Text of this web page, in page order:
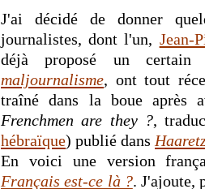
J'ai décidé de donner
journalistes, dont l'un, Jean-
déjà proposé un certain
maljournalisme, ont tout
traîné dans la boue après
Frenchmen are they ?,
hébraïque) publié dans
En voici une version
Français est-ce là ?. J'ajoute,